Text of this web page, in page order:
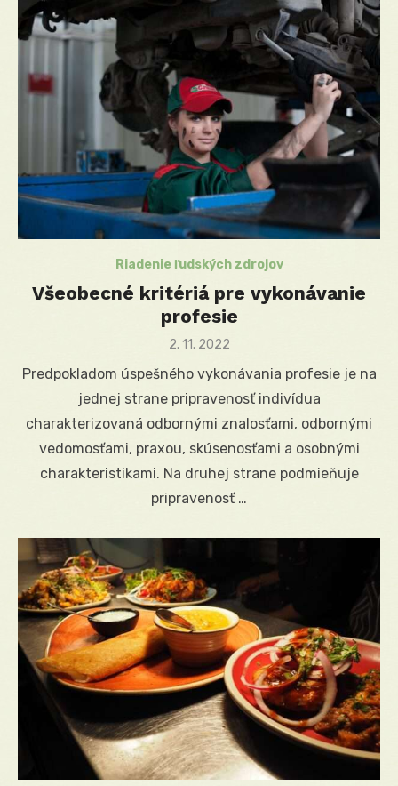
Riadenie ľudských zdrojov
Všeobecné kritériá pre vykonávanie
profesie
Posted
2. 11. 2022
Predpokladom úspešného vykonávania profesie je na
jednej strane pripravenosť indivídua
charakterizovaná odbornými znalosťami, odbornými
vedomosťami, praxou, skúsenosťami a osobnými
charakteristikami. Na druhej strane podmieňuje
pripravenosť …